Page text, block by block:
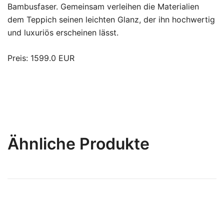
Bambusfaser. Gemeinsam verleihen die Materialien
dem Teppich seinen leichten Glanz, der ihn hochwertig
und luxuriös erscheinen lässt.
Preis: 1599.0 EUR
Ähnliche Produkte